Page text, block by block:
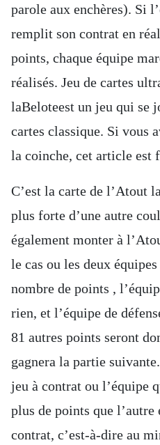
parole aux enchères). Si
remplit son contrat en
points, chaque équipe
réalisés. Jeu de cartes
laBeloteest un jeu qui se
cartes classique. Si vous
la coinche, cet article est
C’est la carte de l’Atout
plus forte d’une autre
également monter à
le cas ou les deux
nombre de points ,
rien, et l’équipe de
81 autres points seront
gagnera la partie
jeu à contrat ou l’équipe
plus de points que
contrat, c’est-à-dire au